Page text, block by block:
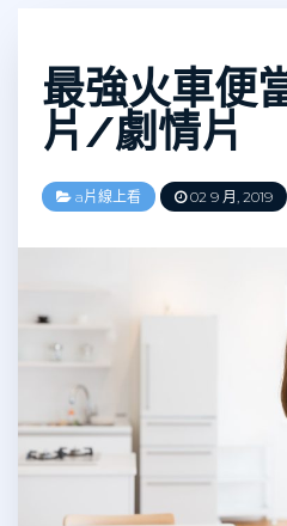
最強火車便
片/劇情片
a片線上看 02 9 月, 2019